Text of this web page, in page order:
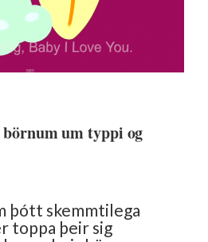
börnum um typpi og
þótt skemmtilega
toppa þeir sig